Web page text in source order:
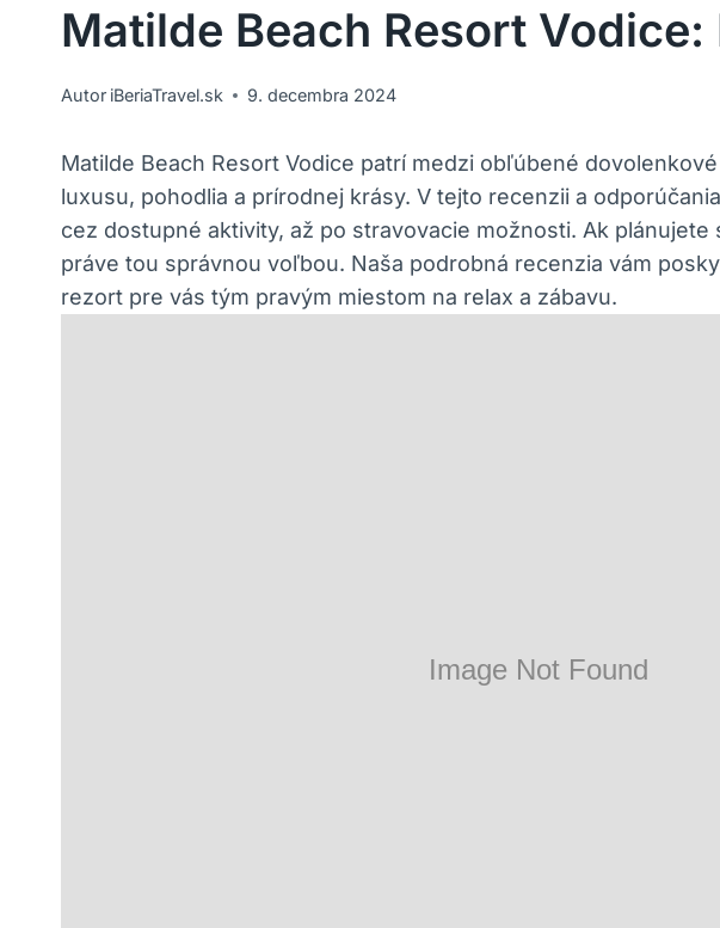
Matilde Beach Resort
Autor iBeriaTravel.sk 9. decembra 2024
Matilde Beach Resort Vodice patrí medzi obľúbené
luxusu, pohodlia a prírodnej krásy. V tejto recenzii a
cez dostupné aktivity, až po stravovacie možnosti. Ak
práve tou správnou voľbou. Naša podrobná recenzia vám
rezort pre vás tým pravým miestom na relax a zábavu.